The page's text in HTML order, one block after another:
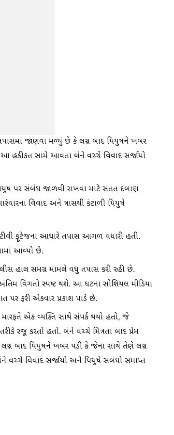
જાણવા મળ્યું છે કે લગ્ન બાદ પિયુષને ખબર
આ હકીકત સામે આવતા બંને વચ્ચે વિવાદ સર્જાયો
પર સંબંધ જાળવી રાખવા માટે સતત દબાણ
વિવાદ અને ત્રાસથી કંટાળી પિયુષે
ફૂટેજના આધારે તપાસ આગળ વધારી હતી.
આવ્યો છે.
હાલ સમગ્ર મામલે વધુ તપાસ કરી રહી છે.
વિગતો સ્પષ્ટ થશે. આ ઘટના સોશિયલ મીડિયા
ફરી એકવાર પ્રકાશ પાડે છે.
એક વ્યક્તિ સાથે સંપર્ક થયો હતો, જે
રજૂ કરતો હતો. બંને વચ્ચે મિત્રતા બાદ પ્રેમ
બાદ પિયુષને ખબર પડી કે જેના સાથે તેણે લગ્ન
વચ્ચે વિવાદ સર્જાયો અને પિયુષે સંબંધો સમાપ્ત